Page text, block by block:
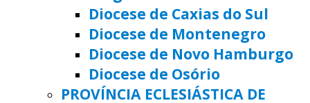
Diocese de Caxias do Sul
Diocese de Montenegro
Diocese de Novo Hamburgo
Diocese de Osório
PROVÍNCIA ECLESIÁSTICA DE